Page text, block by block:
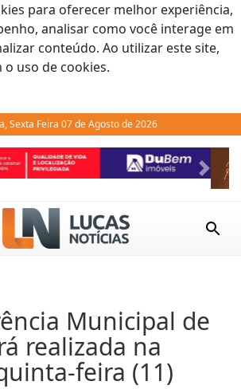
para oferecer melhor experiência,
analisar como você interage em
conteúdo. Ao utilizar este site,
uso de cookies.
Sexta Feira 07 de Agosto de 2026
Next
Municipal de
realizada na
feira (11)